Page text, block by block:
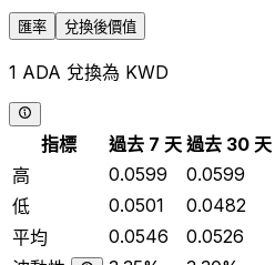
匯率 兌換後價值
1 ADA 兌換為 KWD
指標 過去 7 天 過去 30 天
高
0.0599 0.0599
低
0.0501 0.0482
平均
0.0546 0.0526